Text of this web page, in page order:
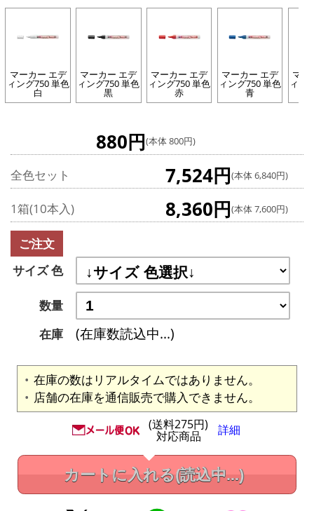
マーカー エデ
ィング750 単色
白
マーカー エデ
ィング750 単色
黒
マーカー エデ
ィング750 単色
赤
マーカー エデ
ィング750 単色
青
マー
ィン
880円(本体 800円)
全色セット 7,524円(本体 6,840円)
1箱(10本入) 8,360円(本体 7,600円)
ご注文
サイズ 色
数量
在庫
(在庫数読込中...)
在庫の数はリアルタイムではありません。
店舗の在庫を通信販売で購入できません。
(送料275円)
対応商品 詳細
カートに入れる(読込中...)